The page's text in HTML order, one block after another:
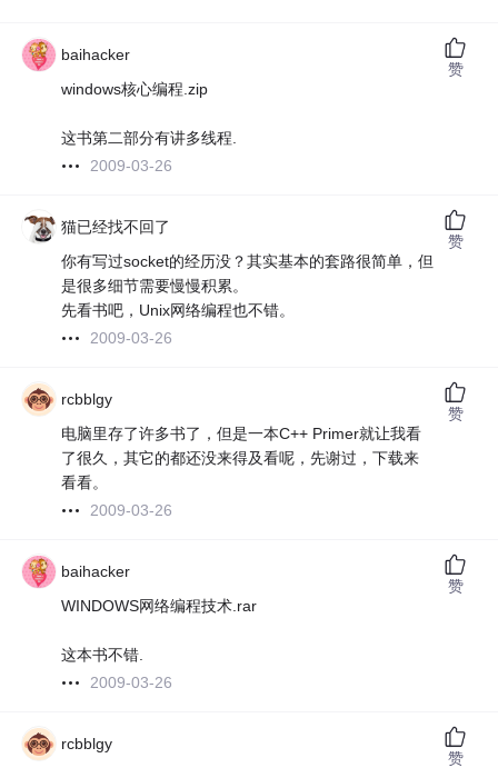
baihacker
windows核心编程.zip
这书第二部分有讲多线程.
2009-03-26
赞
猫已经找不回了
你有写过socket的经历没？其实基本的套路很简单，但
是很多细节需要慢慢积累。
先看书吧，Unix网络编程也不错。
2009-03-26
赞
rcbblgy
电脑里存了许多书了，但是一本C++ Primer就让我看
了很久，其它的都还没来得及看呢，先谢过，下载来
看看。
2009-03-26
赞
baihacker
WINDOWS网络编程技术.rar
这本书不错.
2009-03-26
赞
rcbblgy
赞